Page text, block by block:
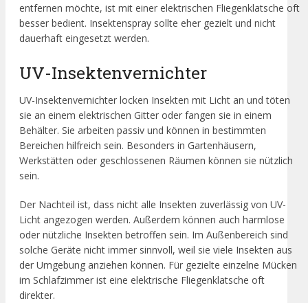
entfernen möchte, ist mit einer elektrischen Fliegenklatsche oft
besser bedient. Insektenspray sollte eher gezielt und nicht
dauerhaft eingesetzt werden.
UV-Insektenvernichter
UV-Insektenvernichter locken Insekten mit Licht an und töten
sie an einem elektrischen Gitter oder fangen sie in einem
Behälter. Sie arbeiten passiv und können in bestimmten
Bereichen hilfreich sein. Besonders in Gartenhäusern,
Werkstätten oder geschlossenen Räumen können sie nützlich
sein.
Der Nachteil ist, dass nicht alle Insekten zuverlässig von UV-
Licht angezogen werden. Außerdem können auch harmlose
oder nützliche Insekten betroffen sein. Im Außenbereich sind
solche Geräte nicht immer sinnvoll, weil sie viele Insekten aus
der Umgebung anziehen können. Für gezielte einzelne Mücken
im Schlafzimmer ist eine elektrische Fliegenklatsche oft
direkter.